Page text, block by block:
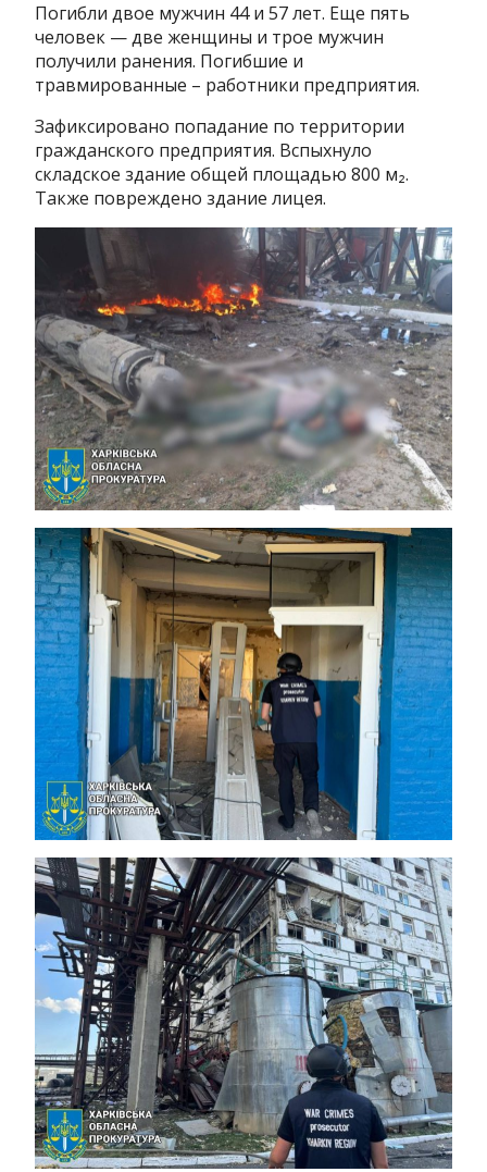
Погибли двое мужчин 44 и 57 лет. Еще пять
человек — две женщины и трое мужчин
получили ранения. Погибшие и
травмированные – работники предприятия.
Зафиксировано попадание по территории
гражданского предприятия. Вспыхнуло
складское здание общей площадью 800 м₂.
Также повреждено здание лицея.